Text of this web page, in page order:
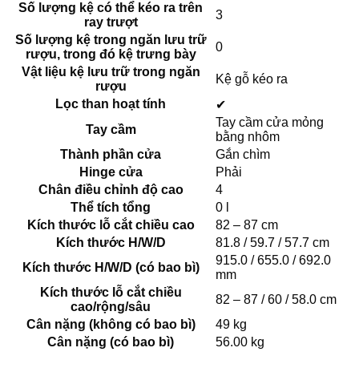
Số lượng kệ có thể kéo ra trên
ray trượt
3
Số lượng kệ trong ngăn lưu trữ
rượu, trong đó kệ trưng bày
0
Vật liệu kệ lưu trữ trong ngăn
rượu
Kệ gỗ kéo ra
Lọc than hoạt tính
✔
Tay cầm
Tay cầm cửa mỏng
bằng nhôm
Thành phần cửa
Gắn chìm
Hinge cửa
Phải
Chân điều chỉnh độ cao
4
Thể tích tổng
0 l
Kích thước lỗ cắt chiều cao
82 – 87 cm
Kích thước H/W/D
81.8 / 59.7 / 57.7 cm
Kích thước H/W/D (có bao bì)
915.0 / 655.0 / 692.0
mm
Kích thước lỗ cắt chiều
cao/rộng/sâu
82 – 87 / 60 / 58.0 cm
Cân nặng (không có bao bì)
49 kg
Cân nặng (có bao bì)
56.00 kg